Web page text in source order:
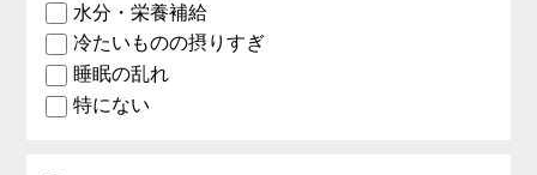
水分・栄養補給
冷たいものの摂りすぎ
睡眠の乱れ
特にない